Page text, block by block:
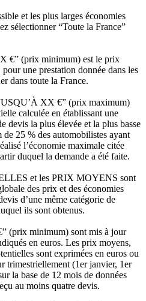
et les plus larges économies
sélectionner “Toute la France”
€” (prix minimum) est le prix
une prestation donnée dans les
dans toute la France.
XX €” (prix maximum)
calculée en établissant une
devis la plus élevée et la plus basse
25 % des automobilistes ayant
l’économie maximale citée
duquel la demande a été faite.
et les PRIX MOYENS sont
des prix et des économies
d’une même catégorie de
ils sont obtenus.
(prix minimum) sont mis à jour
en euros. Les prix moyens,
sont exprimées en euros ou
trimestriellement (1er janvier, 1er
la base de 12 mois de données
au moins quatre devis.